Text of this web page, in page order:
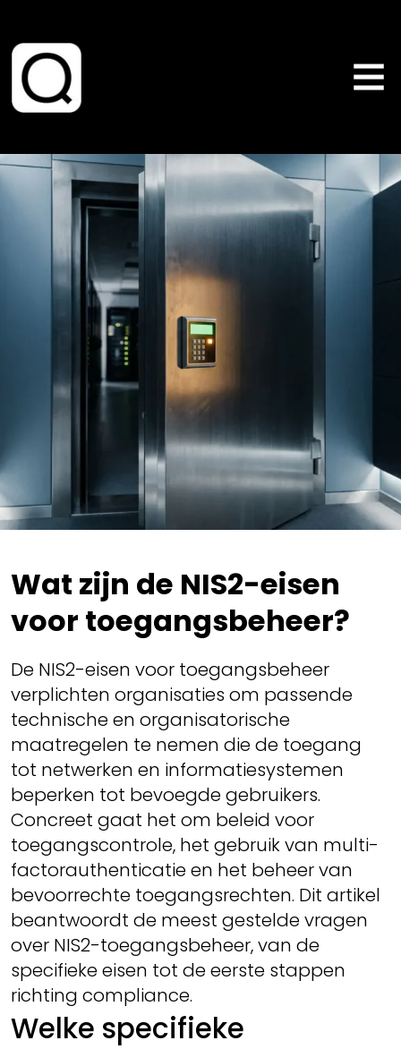
Wat zijn de NIS2-eisen
voor toegangsbeheer?
De NIS2-eisen voor toegangsbeheer
verplichten organisaties om passende
technische en organisatorische
maatregelen te nemen die de toegang
tot netwerken en informatiesystemen
beperken tot bevoegde gebruikers.
Concreet gaat het om beleid voor
toegangscontrole, het gebruik van multi-
factorauthenticatie en het beheer van
bevoorrechte toegangsrechten. Dit artikel
beantwoordt de meest gestelde vragen
over NIS2-toegangsbeheer, van de
specifieke eisen tot de eerste stappen
richting compliance.
Welke specifieke